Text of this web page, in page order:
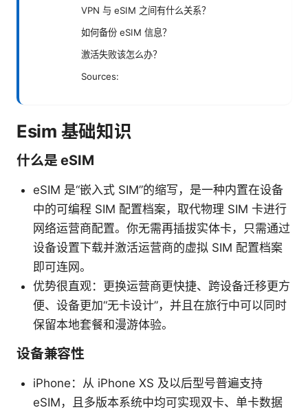
VPN 与 eSIM 之间有什么关系？
如何备份 eSIM 信息？
激活失败该怎么办？
Sources:
Esim 基础知识
什么是 eSIM
eSIM 是“嵌入式 SIM”的缩写，是一种内置在设备
中的可编程 SIM 配置档案，取代物理 SIM 卡进行
网络运营商配置。你无需再插拔实体卡，只需通过
设备设置下载并激活运营商的虚拟 SIM 配置档案
即可连网。
优势很直观：更换运营商更快捷、跨设备迁移更方
便、设备更加“无卡设计”，并且在旅行中可以同时
保留本地套餐和漫游体验。
设备兼容性
iPhone：从 iPhone XS 及以后型号普遍支持
eSIM，且多版本系统中均可实现双卡、单卡数据